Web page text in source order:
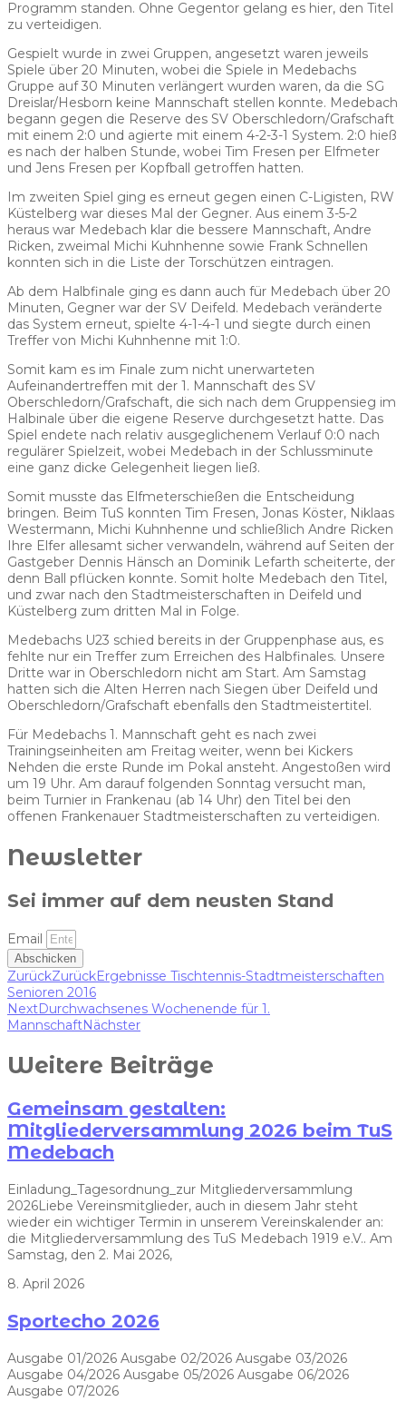
Programm standen. Ohne Gegentor gelang es hier, den Titel
zu verteidigen.
Gespielt wurde in zwei Gruppen, angesetzt waren jeweils
Spiele über 20 Minuten, wobei die Spiele in Medebachs
Gruppe auf 30 Minuten verlängert wurden waren, da die SG
Dreislar/Hesborn keine Mannschaft stellen konnte. Medebach
begann gegen die Reserve des SV Oberschledorn/Grafschaft
mit einem 2:0 und agierte mit einem 4-2-3-1 System. 2:0 hieß
es nach der halben Stunde, wobei Tim Fresen per Elfmeter
und Jens Fresen per Kopfball getroffen hatten.
Im zweiten Spiel ging es erneut gegen einen C-Ligisten, RW
Küstelberg war dieses Mal der Gegner. Aus einem 3-5-2
heraus war Medebach klar die bessere Mannschaft, Andre
Ricken, zweimal Michi Kuhnhenne sowie Frank Schnellen
konnten sich in die Liste der Torschützen eintragen.
Ab dem Halbfinale ging es dann auch für Medebach über 20
Minuten, Gegner war der SV Deifeld. Medebach veränderte
das System erneut, spielte 4-1-4-1 und siegte durch einen
Treffer von Michi Kuhnhenne mit 1:0.
Somit kam es im Finale zum nicht unerwarteten
Aufeinandertreffen mit der 1. Mannschaft des SV
Oberschledorn/Grafschaft, die sich nach dem Gruppensieg im
Halbinale über die eigene Reserve durchgesetzt hatte. Das
Spiel endete nach relativ ausgeglichenem Verlauf 0:0 nach
regulärer Spielzeit, wobei Medebach in der Schlussminute
eine ganz dicke Gelegenheit liegen ließ.
Somit musste das Elfmeterschießen die Entscheidung
bringen. Beim TuS konnten Tim Fresen, Jonas Köster, Niklaas
Westermann, Michi Kuhnhenne und schließlich Andre Ricken
Ihre Elfer allesamt sicher verwandeln, während auf Seiten der
Gastgeber Dennis Hänsch an Dominik Lefarth scheiterte, der
denn Ball pflücken konnte. Somit holte Medebach den Titel,
und zwar nach den Stadtmeisterschaften in Deifeld und
Küstelberg zum dritten Mal in Folge.
Medebachs U23 schied bereits in der Gruppenphase aus, es
fehlte nur ein Treffer zum Erreichen des Halbfinales. Unsere
Dritte war in Oberschledorn nicht am Start. Am Samstag
hatten sich die Alten Herren nach Siegen über Deifeld und
Oberschledorn/Grafschaft ebenfalls den Stadtmeistertitel.
Für Medebachs 1. Mannschaft geht es nach zwei
Trainingseinheiten am Freitag weiter, wenn bei Kickers
Nehden die erste Runde im Pokal ansteht. Angestoßen wird
um 19 Uhr. Am darauf folgenden Sonntag versucht man,
beim Turnier in Frankenau (ab 14 Uhr) den Titel bei den
offenen Frankenauer Stadtmeisterschaften zu verteidigen.
Newsletter
Sei immer auf dem neusten Stand
Email
Abschicken
ZurückZurückErgebnisse Tischtennis-Stadtmeisterschaften
Senioren 2016
NextDurchwachsenes Wochenende für 1.
MannschaftNächster
Weitere Beiträge
Gemeinsam gestalten:
Mitgliederversammlung 2026 beim TuS
Medebach
Einladung_Tagesordnung_zur Mitgliederversammlung
2026Liebe Vereinsmitglieder, auch in diesem Jahr steht
wieder ein wichtiger Termin in unserem Vereinskalender an:
die Mitgliederversammlung des TuS Medebach 1919 e.V.. Am
Samstag, den 2. Mai 2026,
8. April 2026
Sportecho 2026
Ausgabe 01/2026 Ausgabe 02/2026 Ausgabe 03/2026
Ausgabe 04/2026 Ausgabe 05/2026 Ausgabe 06/2026
Ausgabe 07/2026